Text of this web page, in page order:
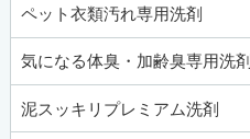
ペット衣類汚れ専用洗剤
気になる体臭・加齢臭専用洗剤
泥スッキリプレミアム洗剤